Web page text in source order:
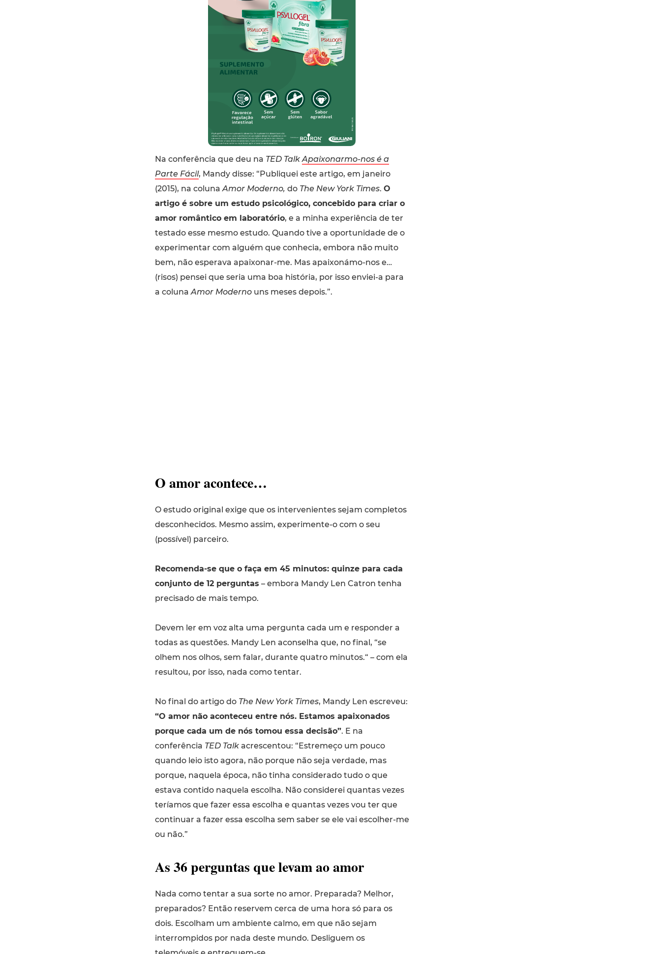
Na conferência que deu na TED Talk Apaixonarmo-nos é a
Parte Fácil, Mandy disse: “Publiquei este artigo, em janeiro
(2015), na coluna Amor Moderno, do The New York Times. O
artigo é sobre um estudo psicológico, concebido para criar o
amor romântico em laboratório, e a minha experiência de ter
testado esse mesmo estudo. Quando tive a oportunidade de o
experimentar com alguém que conhecia, embora não muito
bem, não esperava apaixonar-me. Mas apaixonámo-nos e…
(risos) pensei que seria uma boa história, por isso enviei-a para
a coluna Amor Modernouns meses depois.”.
O amor acontece…
O estudo original exige que os intervenientes sejam completos
desconhecidos. Mesmo assim, experimente-o com o seu
(possível) parceiro.
Recomenda-se que o faça em 45 minutos: quinze para cada
conjunto de 12 perguntas – embora Mandy Len Catron tenha
precisado de mais tempo.
Devem ler em voz alta uma pergunta cada um e responder a
todas as questões. Mandy Len aconselha que, no final, “se
olhem nos olhos, sem falar, durante quatro minutos.“ – com ela
resultou, por isso, nada como tentar.
No final do artigo do The New York Times, Mandy Len escreveu:
“O amor não aconteceu entre nós. Estamos apaixonados
porque cada um de nós tomou essa decisão”. E na
conferência TED Talkacrescentou: “Estremeço um pouco
quando leio isto agora, não porque não seja verdade, mas
porque, naquela época, não tinha considerado tudo o que
estava contido naquela escolha. Não considerei quantas vezes
teríamos que fazer essa escolha e quantas vezes vou ter que
continuar a fazer essa escolha sem saber se ele vai escolher-me
ou não.”
As 36 perguntas que levam ao amor
Nada como tentar a sua sorte no amor. Preparada? Melhor,
preparados? Então reservem cerca de uma hora só para os
dois. Escolham um ambiente calmo, em que não sejam
interrompidos por nada deste mundo. Desliguem os